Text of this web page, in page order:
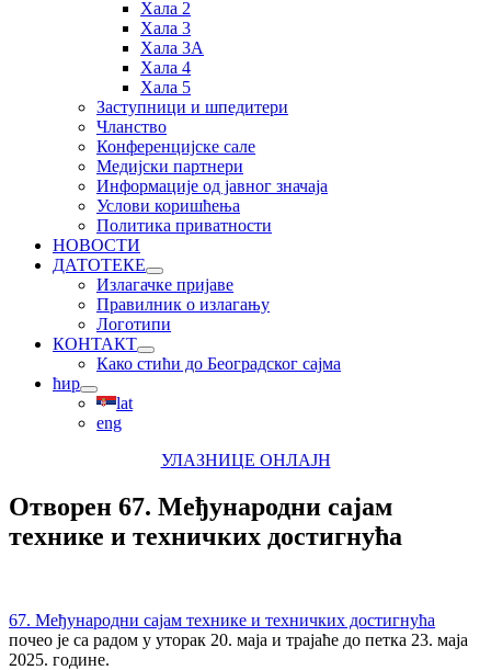
Хала 2
Хала 3
Хала 3А
Хала 4
Хала 5
Заступници и шпедитери
Чланство
Конференцијске сале
Медијски партнери
Информације од јавног значаја
Услови коришћења
Политика приватности
НОВОСТИ
ДАТОТЕКЕ
Излагачке пријаве
Правилник о излагању
Логотипи
КОНТАКТ
Како стићи до Београдског сајма
ћир
lat
eng
УЛАЗНИЦЕ ОНЛАЈН
Отворен 67. Међународни сајам
технике и техничких достигнућа
67. Међународни сајам технике и техничких достигнућа
почео је са радом у уторак 20. маја и трајаће до петка 23. маја
2025. године.